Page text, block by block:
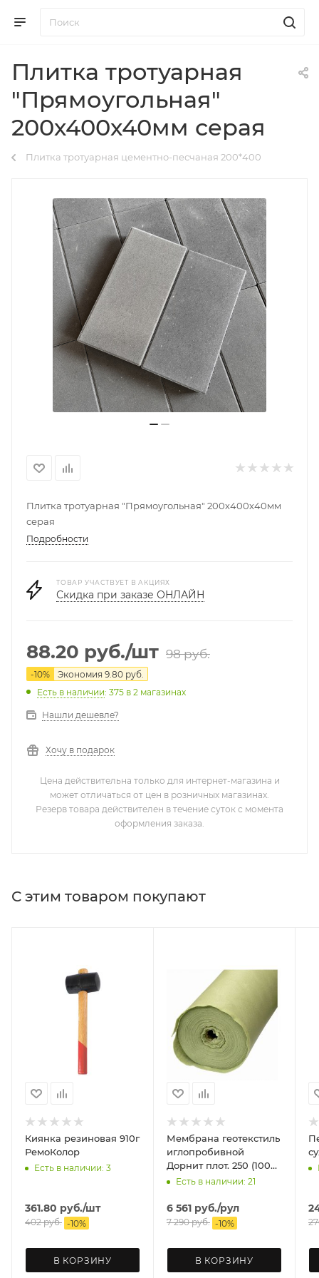
Плитка тротуарная
"Прямоугольная"
200х400х40мм серая
Плитка тротуарная цементно-песчаная 200*400
Плитка тротуарная "Прямоугольная" 200х400х40мм
серая
Подробности
ТОВАР УЧАСТВУЕТ В АКЦИЯХ
Скидка при заказе ОНЛАЙН
88.20 руб./шт 98руб.
-10% Экономия 9.80 руб.
Есть в наличии: 375 в 2 магазинах
Нашли дешевле?
Хочу в подарок
Цена действительна только для интернет-магазина и
может отличаться от цен в розничных магазинах.
Резерв товара действителен в течение суток с момента
оформления заказа.
С этим товаром покупают
Киянка резиновая 910г
РемоКолор
Есть в наличии: 3
361.80 руб./шт
402руб. -10%
В КОРЗИНУ
Мембрана геотекстиль
иглопробивной
Дорнит плот. 250 (100
м2)Есть в наличии: 21
6 561 руб./рул
7 290руб. -10%
В КОРЗИНУ